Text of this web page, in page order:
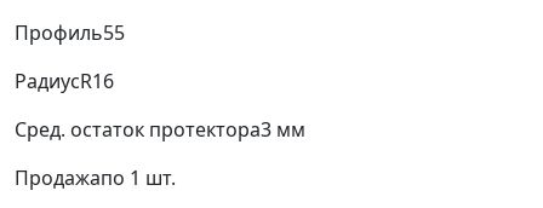
Профиль55
РадиусR16
Сред. остаток протектора3 мм
Продажапо 1 шт.